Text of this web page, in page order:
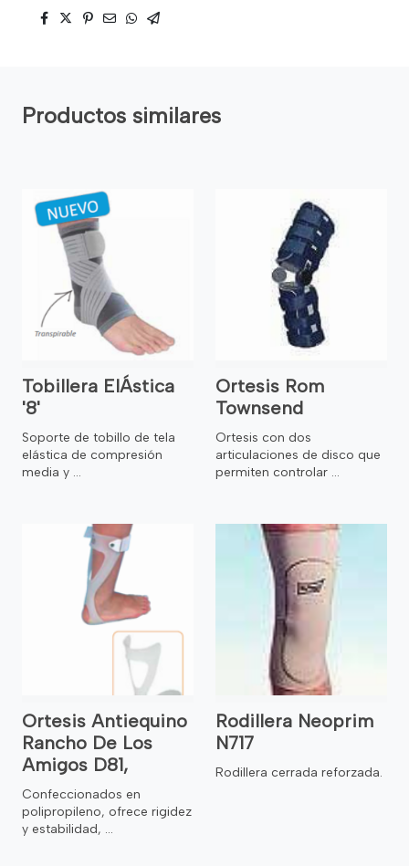
Productos similares
Tobillera ElÁstica
'8'
Soporte de tobillo de tela
elástica de compresión
media y ...
Ortesis Rom
Townsend
Ortesis con dos
articulaciones de disco que
permiten controlar ...
Ortesis Antiequino
Rancho De Los
Amigos D81,
Confeccionados en
polipropileno, ofrece rigidez
y estabilidad, ...
Rodillera Neoprim
N717
Rodillera cerrada reforzada.